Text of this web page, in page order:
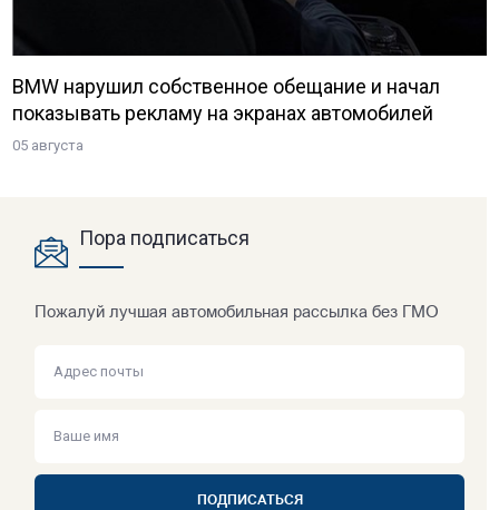
BMW нарушил собственное обещание и начал
показывать рекламу на экранах автомобилей
05 августа
Пора подписаться
Пожалуй лучшая автомобильная рассылка без ГМО
ПОДПИСАТЬСЯ